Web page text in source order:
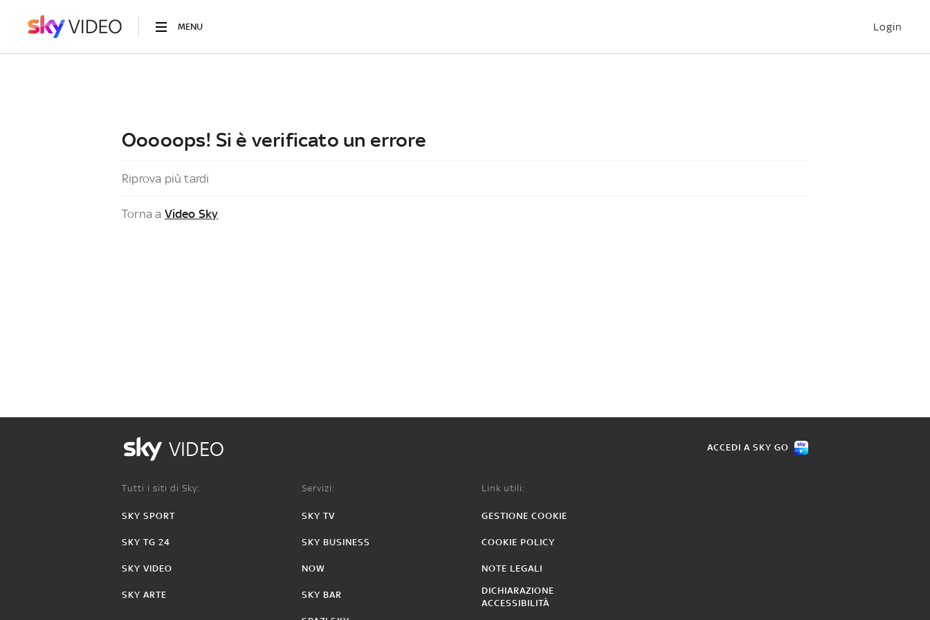
MENU Login
Ooooops! Si è verificato un errore
Riprova più tardi
Torna a Video Sky
VIDEO ACCEDI A SKY GO
Tutti i siti di Sky:
SKY SPORT
SKY TG 24
SKY VIDEO
SKY ARTE
Servizi:
SKY TV
SKY BUSINESS
NOW
SKY BAR
Link utili:
GESTIONE COOKIE
COOKIE POLICY
NOTE LEGALI
DICHIARAZIONE
ACCESSIBILITÀ